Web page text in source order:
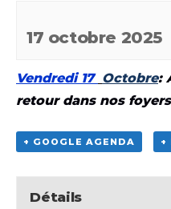
17 octobre 2025
Vendredi 17 Octobre:
retour dans nos
+ GOOGLE AGENDA +
Détails